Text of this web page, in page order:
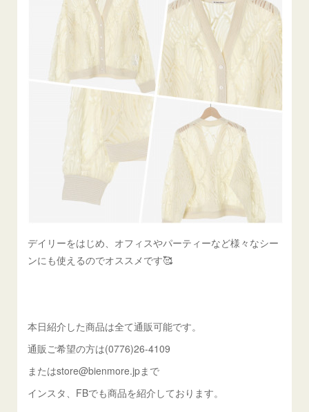
デイリーをはじめ、オフィスやパーティーなど様々なシー
ンにも使えるのでオススメです🥰
本日紹介した商品は全て通販可能です。
通販ご希望の方は(0776)26-4109
またはstore@bienmore.jpまで
インスタ、FBでも商品を紹介しております。